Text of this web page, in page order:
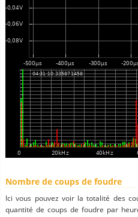
Nombre de coups de foudre
Ici vous pouvez voir la totalité des
quantité de coups de foudre par